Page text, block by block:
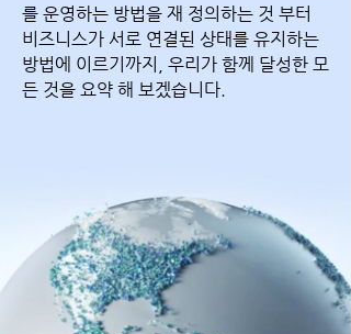
를 운영하는 방법을 재 정의하는 것 부터
비즈니스가 서로 연결된 상태를 유지하는
방법에 이르기까지, 우리가 함께 달성한 모
든 것을 요약 해 보겠습니다.